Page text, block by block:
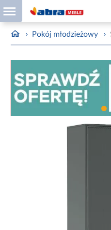
› Pokój młodzieżowy ›